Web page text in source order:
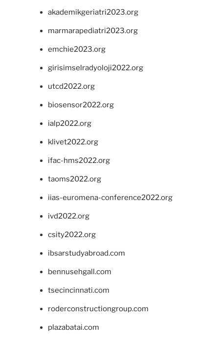
akademikgeriatri2023.org
marmarapediatri2023.org
emchie2023.org
girisimselradyoloji2022.org
utcd2022.org
biosensor2022.org
ialp2022.org
klivet2022.org
ifac-hms2022.org
taoms2022.org
iias-euromena-conference2022.org
ivd2022.org
csity2022.org
ibsarstudyabroad.com
bennusehgall.com
tsecincinnati.com
roderconstructiongroup.com
plazabatai.com